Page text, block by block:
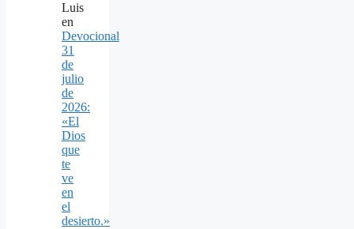
Luis
en
Devocional
31
de
julio
de
2026:
«El
Dios
que
te
ve
en
el
desierto.»